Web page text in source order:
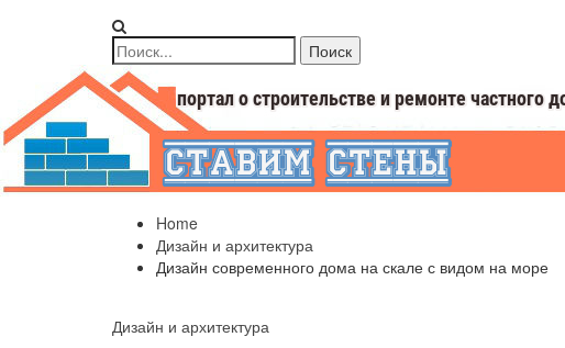
Home
Дизайн и архитектура
Дизайн современного дома на скале с видом на море
Дизайн и архитектура